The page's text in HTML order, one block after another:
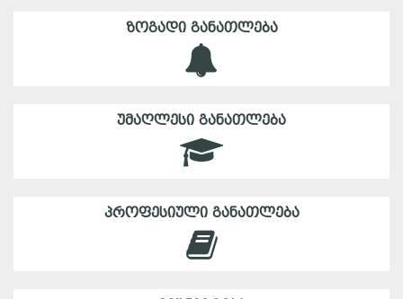
ᲖᲝᲒᲐᲓᲘ ᲒᲐᲜᲐᲗᲚᲔᲑᲐ
ᲣᲛᲐᲦᲚᲔᲡᲘ ᲒᲐᲜᲐᲗᲚᲔᲑᲐ
ᲞᲠᲝᲤᲔᲡᲘᲣᲚᲘ ᲒᲐᲜᲐᲗᲚᲔᲑᲐ